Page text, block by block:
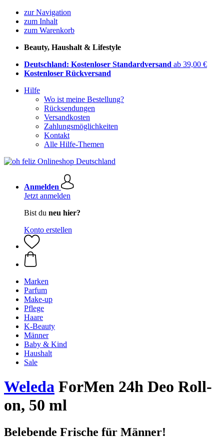
zur Navigation
zum Inhalt
zum Warenkorb
Beauty, Haushalt & Lifestyle
Deutschland: Kostenloser Standardversand ab 39,00 €
Kostenloser Rückversand
Hilfe
Wo ist meine Bestellung?
Rücksendungen
Versandkosten
Zahlungsmöglichkeiten
Kontakt
Alle Hilfe-Themen
Anmelden
Jetzt anmelden
Bist du neu hier?
Konto erstellen
Marken
Parfum
Make-up
Pflege
Haare
K-Beauty
Männer
Baby & Kind
Haushalt
Sale
Weleda ForMen 24h Deo Roll-
on, 50 ml
Belebende Frische für Männer!